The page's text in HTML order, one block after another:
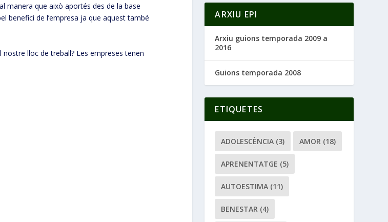
manera que això aportés des de la base
benefici de l’empresa ja que aquest també
lloc de treball? Les empreses tenen
ARXIU EPI
Arxiu guions temporada 2009 a
2016
Guions temporada 2008
ETIQUETES
ADOLESCÈNCIA (3) AMOR (18)
APRENENTATGE (5)
AUTOESTIMA (11)
BENESTAR (4)